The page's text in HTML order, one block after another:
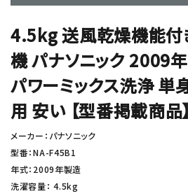
4.5kg 送風乾燥機能付
機 パナソニック 2009
パワーミックス洗浄 単
用 安い 【型番掲載商品】
メーカー：パナソニック
型番：NA-F45B1
年式：2009年製造
洗濯容量： 4.5kg